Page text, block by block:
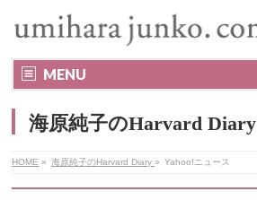
MENU
海原純子のHarvard Diary
HOME » 海原純子のHarvard Diary» Yahoo!ニュース